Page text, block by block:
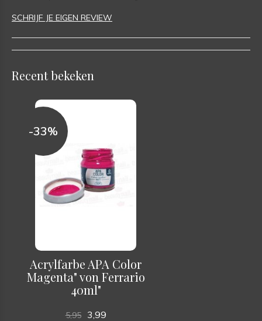
SCHRIJF JE EIGEN REVIEW
Recent bekeken
-33%
Acrylfarbe APA Color
Magenta" von Ferrario
40ml"
5,95 3,99